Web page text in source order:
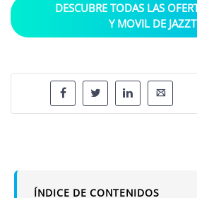
DESCUBRE TODAS LAS
Y MOVIL DE
ÍNDICE DE CONTENIDOS